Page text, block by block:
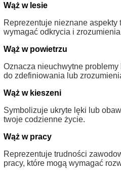
Wąż w lesie
Reprezentuje nieznane aspekty
wymagać odkrycia i
Wąż w powietrzu
Oznacza nieuchwytne
do zdefiniowania lub
Wąż w kieszeni
Symbolizuje ukryte lęki lub
twoje codzienne życie.
Wąż w pracy
Reprezentuje trudności
pracy, które mogą wymagać